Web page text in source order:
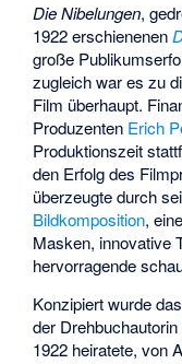
Die Nibelungen,
1922 erschienenen
große
zugleich war es zu
Film überhaupt.
Produzenten Erich
Produktionszeit
den Erfolg des
überzeugte durch
Bildkomposition,
Masken, innovative
hervorragende
Konzipiert wurde
der Drehbuchautorin
1922 heiratete, von